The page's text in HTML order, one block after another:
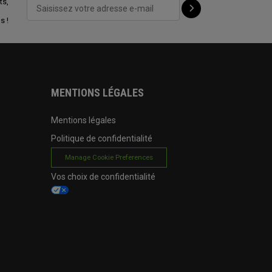
!
MENTIONS LÉGALES
Mentions légales
Politique de confidentialité
Manage Cookie Preferences
Vos choix de confidentialité